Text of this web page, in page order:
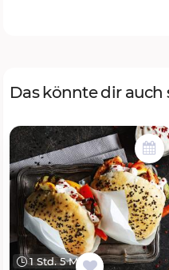
Das könnte dir auch
1 Std. 5 Min.